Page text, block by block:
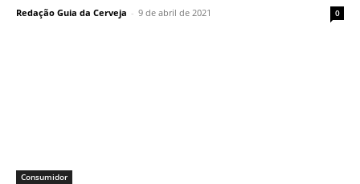
Redação Guia da Cerveja - 9 de abril de 2021 0
Consumidor